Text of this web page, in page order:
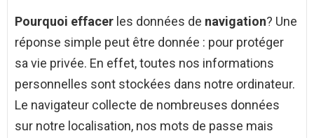
Pourquoi effacer les données de navigation? Une
réponse simple peut être donnée : pour protéger
sa vie privée. En effet, toutes nos informations
personnelles sont stockées dans notre ordinateur.
Le navigateur collecte de nombreuses données
sur notre localisation, nos mots de passe mais